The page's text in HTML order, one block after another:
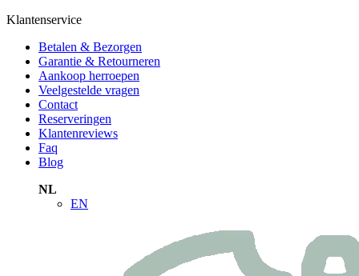
Klantenservice
Betalen & Bezorgen
Garantie & Retourneren
Aankoop herroepen
Veelgestelde vragen
Contact
Reserveringen
Klantenreviews
Faq
Blog
NL
EN